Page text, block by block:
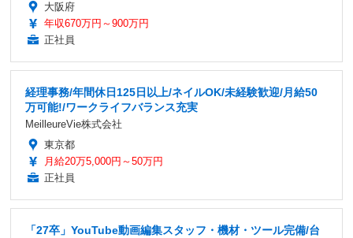
大阪府
年収670万円～900万円
正社員
経理事務/年間休日125日以上/ネイルOK/未経験歓迎/月給50
万可能!/ワークライフバランス充実
MeilleureVie株式会社
東京都
月給20万5,000円～50万円
正社員
「27卒」YouTube動画編集スタッフ・機材・ツール完備/台